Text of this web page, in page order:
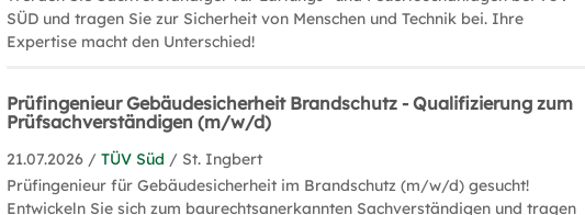
SÜD und tragen Sie zur Sicherheit von Menschen und Technik bei. Ihre
Expertise macht den Unterschied!
Prüfingenieur Gebäudesicherheit Brandschutz - Qualifizierung zum
Prüfsachverständigen (m/w/d)
21.07.2026 /TÜV Süd / St. Ingbert
Prüfingenieur für Gebäudesicherheit im Brandschutz (m/w/d) gesucht!
Entwickeln Sie sich zum baurechtsanerkannten Sachverständigen und tragen